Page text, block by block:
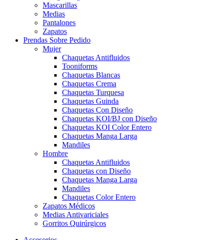
Mascarillas
Medias
Pantalones
Zapatos
Prendas Sobre Pedido
Mujer
Chaquetas Antifluidos
Tooniforms
Chaquetas Blancas
Chaquetas Crema
Chaquetas Turquesa
Chaquetas Guinda
Chaquetas Con Diseño
Chaquetas KOI/BJ con Diseño
Chaquetas KOI Color Entero
Chaquetas Manga Larga
Mandiles
Hombre
Chaquetas Antifluidos
Chaquetas con Diseño
Chaquetas Manga Larga
Mandiles
Chaquetas Color Entero
Zapatos Médicos
Medias Antivariciales
Gorritos Quirúrgicos